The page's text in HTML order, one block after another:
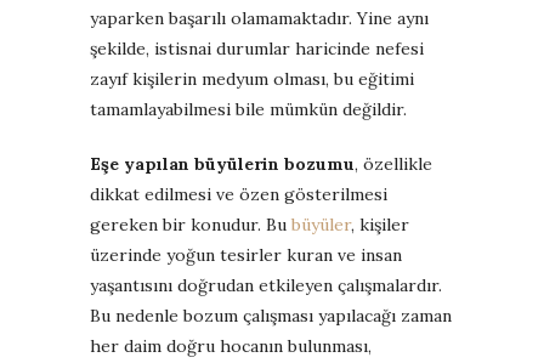
yaparken başarılı olamamaktadır. Yine aynı
şekilde, istisnai durumlar haricinde nefesi
zayıf kişilerin medyum olması, bu eğitimi
tamamlayabilmesi bile mümkün değildir.
Eşe yapılan büyülerin bozumu, özellikle
dikkat edilmesi ve özen gösterilmesi
gereken bir konudur. Bu büyüler, kişiler
üzerinde yoğun tesirler kuran ve insan
yaşantısını doğrudan etkileyen çalışmalardır.
Bu nedenle bozum çalışması yapılacağı zaman
her daim doğru hocanın bulunması,